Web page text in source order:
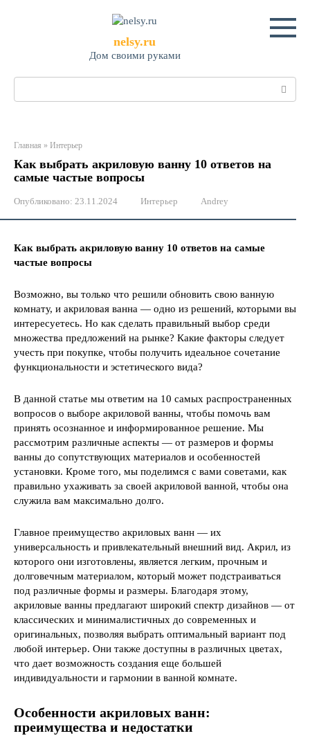
nelsy.ru
Дом своими руками
Главная » Интерьер
Как выбрать акриловую ванну 10 ответов на
самые частые вопросы
Опубликовано: 23.11.2024 Интерьер Andrey
Как выбрать акриловую ванну 10 ответов на самые
частые вопросы
Возможно, вы только что решили обновить свою ванную
комнату, и акриловая ванна — одно из решений, которыми вы
интересуетесь. Но как сделать правильный выбор среди
множества предложений на рынке? Какие факторы следует
учесть при покупке, чтобы получить идеальное сочетание
функциональности и эстетического вида?
В данной статье мы ответим на 10 самых распространенных
вопросов о выборе акриловой ванны, чтобы помочь вам
принять осознанное и информированное решение. Мы
рассмотрим различные аспекты — от размеров и формы
ванны до сопутствующих материалов и особенностей
установки. Кроме того, мы поделимся с вами советами, как
правильно ухаживать за своей акриловой ванной, чтобы она
служила вам максимально долго.
Главное преимущество акриловых ванн — их
универсальность и привлекательный внешний вид. Акрил, из
которого они изготовлены, является легким, прочным и
долговечным материалом, который может подстраиваться
под различные формы и размеры. Благодаря этому,
акриловые ванны предлагают широкий спектр дизайнов — от
классических и минималистичных до современных и
оригинальных, позволяя выбрать оптимальный вариант под
любой интерьер. Они также доступны в различных цветах,
что дает возможность создания еще большей
индивидуальности и гармонии в ванной комнате.
Особенности акриловых ванн:
преимущества и недостатки